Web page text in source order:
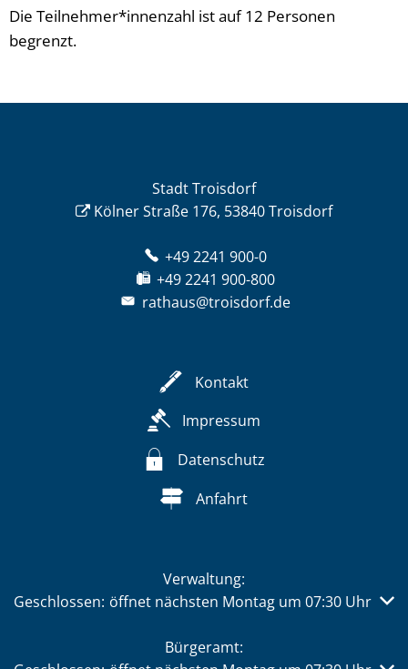
Die Teilnehmer*innenzahl ist auf 12 Personen
begrenzt.
Stadt Troisdorf
Kölner Straße 176, 53840 Troisdorf
+49 2241 900-0
+49 2241 900-800
rathaus@troisdorf.de
Kontakt
Impressum
Datenschutz
Anfahrt
Verwaltung:
Klicken, um weitere Öffnungs- oder Schließzeiten
Geschlossen: öffnet nächsten Montag um 07:30 Uhr
Bürgeramt: